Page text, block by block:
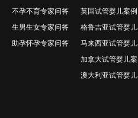
不孕不育专家问答
生男生女专家问答
助孕怀孕专家问答
英国试管婴儿案例
格鲁吉亚试管婴儿
马来西亚试管婴儿
加拿大试管婴儿案
澳大利亚试管婴儿